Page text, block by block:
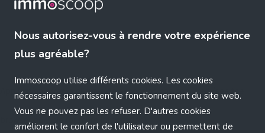
Nous autorisez-vous à rendre votre expérience
plus agréable?
Immoscoop utilise différents cookies. Les cookies
nécessaires garantissent le fonctionnement du site web.
Vous ne pouvez pas les refuser. D'autres cookies
améliorent le confort de l'utilisateur ou permettent de
Application error: a client-side exception has occurred (see the
browser console for more information)